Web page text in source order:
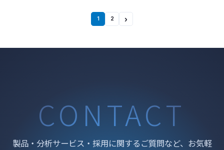
電源もひとつのコンソールにま
1 2 ›
CONTACT
製品・分析サービス・採用に関するご質問など、お気軽